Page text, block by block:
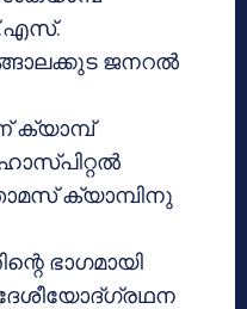
ജനറല്‍
ക്യാമ്പിനു
ഭാഗമായി